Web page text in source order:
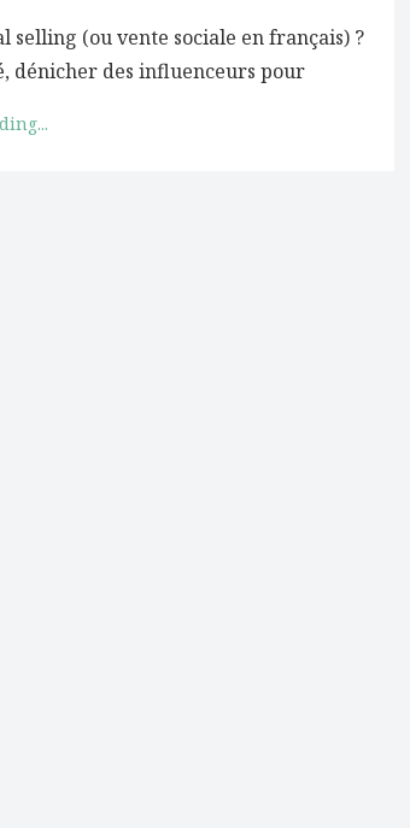
selling (ou vente sociale en français) ?
dénicher des influenceurs pour